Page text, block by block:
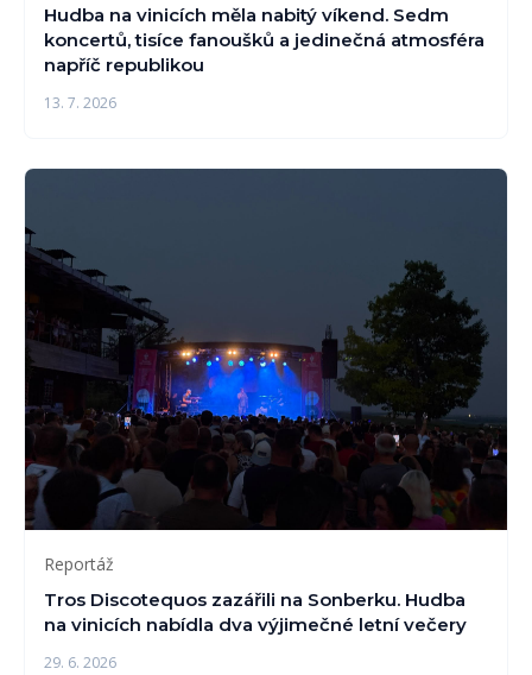
Hudba na vinicích měla nabitý víkend. Sedm
koncertů, tisíce fanoušků a jedinečná atmosféra
napříč republikou
13. 7. 2026
Reportáž
Tros Discotequos zazářili na Sonberku. Hudba
na vinicích nabídla dva výjimečné letní večery
29. 6. 2026